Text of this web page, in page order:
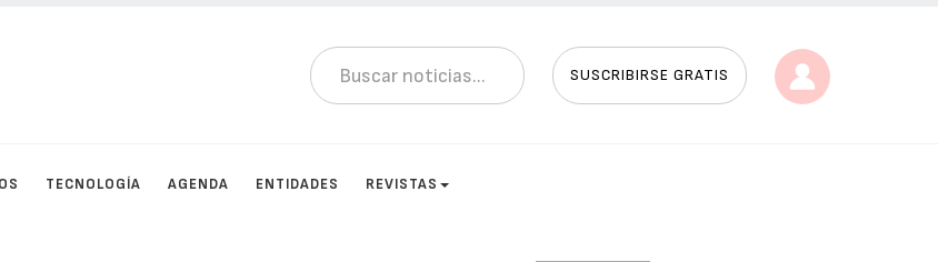
SUSCRIBIRSE GRATIS
TECNOLOGÍA AGENDA ENTIDADES REVISTAS